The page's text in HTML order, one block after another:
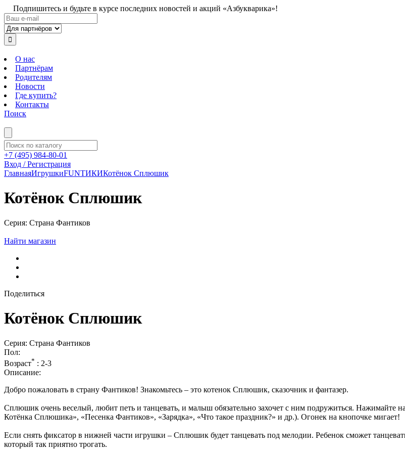
Подпишитесь и будьте в курсе последних новостей и акций «Азбукварика»!
О нас
Партнёрам
Родителям
Новости
Где купить?
Контакты
Поиск
+7 (495) 984-80-01
Вход / Регистрация
ГлавнаяИгрушкиFUNТИКИКотёнок Сплюшик
Котёнок Сплюшик
Серия: Страна Фантиков
Найти магазин
Поделиться
Котёнок Сплюшик
Серия: Страна Фантиков
Пол:
Возраст* : 2-3
Описание:
Добро пожаловать в страну Фантиков! Знакомьтесь – это котенок Сплюшик, сказочник и фантазер.
Сплюшик очень веселый, любит петь и танцевать, и малыш обязательно захочет с ним подружиться. Нажимайте
Котёнка Сплюшика», «Песенка Фантиков», «Зарядка», «Что такое праздник?» и др.). Огонек на кнопочке мигает!
Если снять фиксатор в нижней части игрушки – Сплюшик будет танцевать под мелодии. Ребенок сможет
который так приятно трогать.